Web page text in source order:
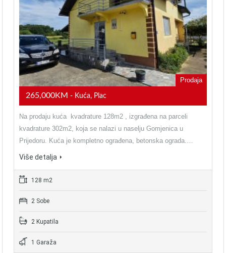
Prodaja
265,000KM - Kuća, Plac
Na prodaju kuća kvadrature 128m2 , izgrađena na parceli
kvadrature 302m2, koja se nalazi u naselju Gomjenica u
Prijedoru. Kuća je kompletno ograđena, betonska ograda.…
Više detalja
128 m2
2 Sobe
2 Kupatila
1 Garaža